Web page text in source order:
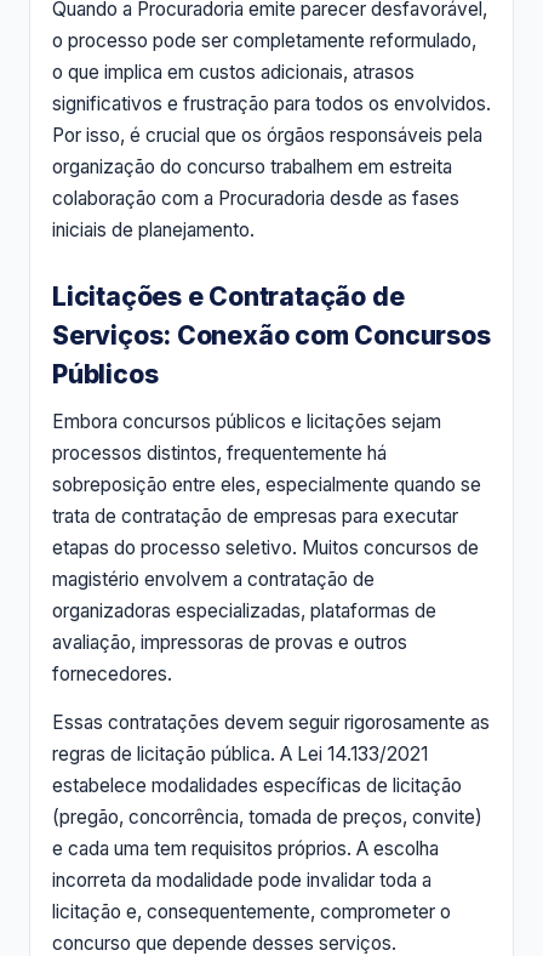
Quando a Procuradoria emite parecer desfavorável,
o processo pode ser completamente reformulado,
o que implica em custos adicionais, atrasos
significativos e frustração para todos os envolvidos.
Por isso, é crucial que os órgãos responsáveis pela
organização do concurso trabalhem em estreita
colaboração com a Procuradoria desde as fases
iniciais de planejamento.
Licitações e Contratação de
Serviços: Conexão com Concursos
Públicos
Embora concursos públicos e licitações sejam
processos distintos, frequentemente há
sobreposição entre eles, especialmente quando se
trata de contratação de empresas para executar
etapas do processo seletivo. Muitos concursos de
magistério envolvem a contratação de
organizadoras especializadas, plataformas de
avaliação, impressoras de provas e outros
fornecedores.
Essas contratações devem seguir rigorosamente as
regras de licitação pública. A Lei 14.133/2021
estabelece modalidades específicas de licitação
(pregão, concorrência, tomada de preços, convite)
e cada uma tem requisitos próprios. A escolha
incorreta da modalidade pode invalidar toda a
licitação e, consequentemente, comprometer o
concurso que depende desses serviços.